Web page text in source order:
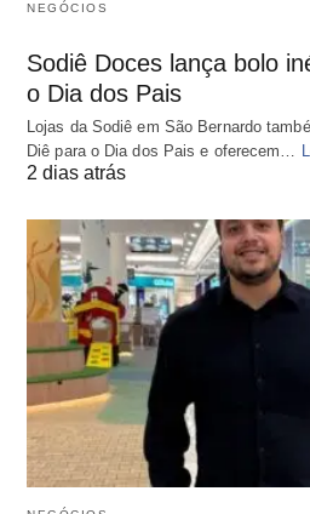
NEGÓCIOS
Sodiê Doces lança bolo
o Dia dos Pais
Lojas da Sodiê em São Bernardo
Diê para o Dia dos Pais e oferecem…
2 dias atrás